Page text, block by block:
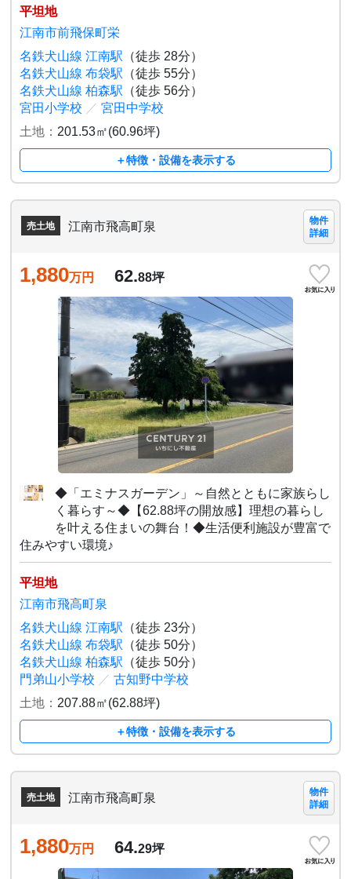
平坦地
江南市前飛保町栄
名鉄犬山線 江南駅 （徒歩 28分）
名鉄犬山線 布袋駅 （徒歩 55分）
名鉄犬山線 柏森駅 （徒歩 56分）
宮田小学校 ／ 宮田中学校
土地： 201.53㎡(60.96坪)
＋特徴・設備を表示する
売土地 江南市飛高町泉
物件
詳細
1,880万円 62.88坪
◆「エミナスガーデン」～自然とともに家族らし
く暮らす～◆【62.88坪の開放感】理想の暮らし
を叶える住まいの舞台！◆生活便利施設が豊富で
住みやすい環境♪
平坦地
江南市飛高町泉
名鉄犬山線 江南駅 （徒歩 23分）
名鉄犬山線 布袋駅 （徒歩 50分）
名鉄犬山線 柏森駅 （徒歩 50分）
門弟山小学校 ／ 古知野中学校
土地： 207.88㎡(62.88坪)
＋特徴・設備を表示する
売土地 江南市飛高町泉
物件
詳細
1,880万円 64.29坪